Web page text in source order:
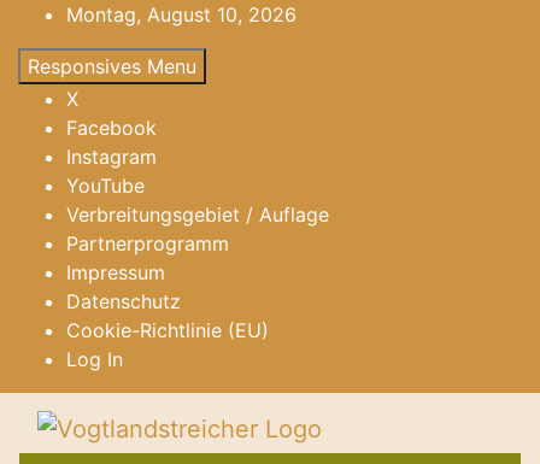
zum
Inhalt
Montag, August 10, 2026
Responsives Menu
X
Facebook
Instagram
YouTube
Verbreitungsgebiet / Auflage
Partnerprogramm
Impressum
Datenschutz
Cookie-Richtlinie (EU)
Log In